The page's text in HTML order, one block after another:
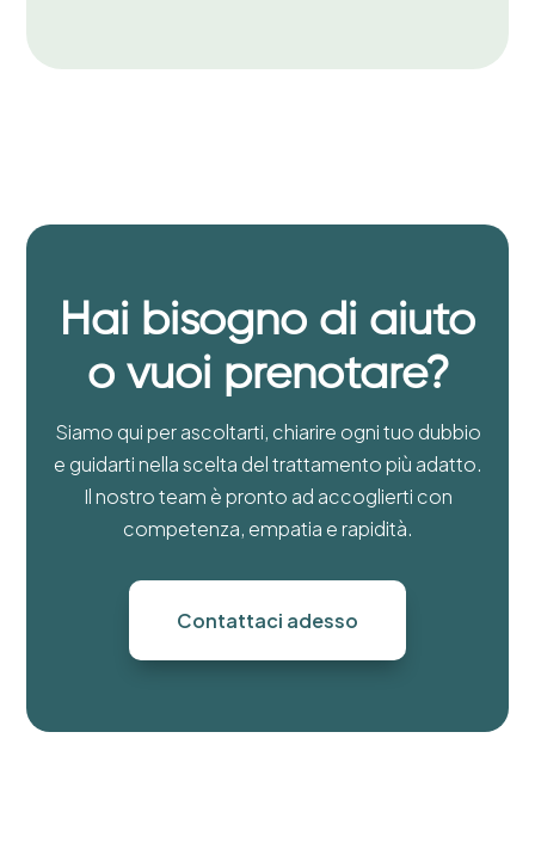
Hai bisogno di aiuto
o vuoi prenotare?
Siamo qui per ascoltarti, chiarire ogni tuo dubbio
e guidarti nella scelta del trattamento più adatto.
Il nostro team è pronto ad accoglierti con
competenza, empatia e rapidità.
Contattaci adesso